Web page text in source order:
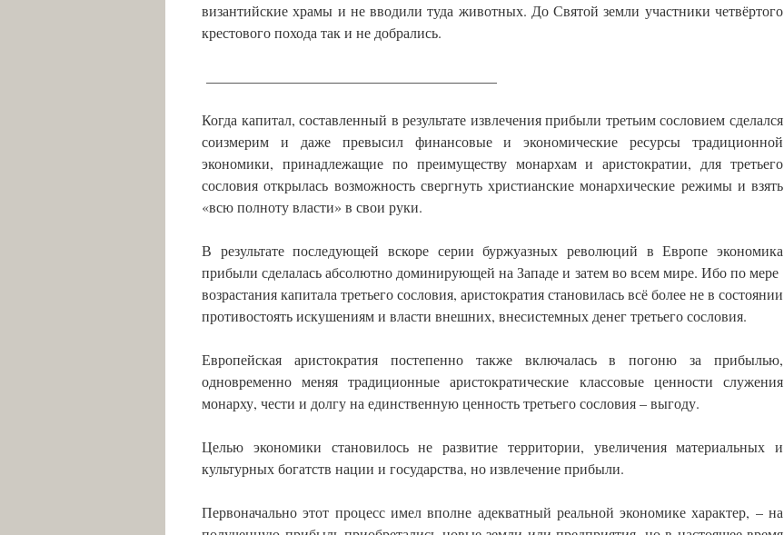
византийские храмы и не вводили туда животных. До Святой земли участники четвёртого
крестового похода так и не добрались.
Когда капитал, составленный в результате извлечения прибыли третьим сословием сделался
соизмерим и даже превысил финансовые и экономические ресурсы традиционной
экономики, принадлежащие по преимуществу монархам и аристократии, для третьего
сословия открылась возможность свергнуть христианские монархические режимы и взять
«всю полноту власти» в свои руки.
В результате последующей вскоре серии буржуазных революций в Европе экономика
прибыли сделалась абсолютно доминирующей на Западе и затем во всем мире. Ибо по мере
возрастания капитала третьего сословия, аристократия становилась всё более не в состоянии
противостоять искушениям и власти внешних, внесистемных денег третьего сословия.
Европейская аристократия постепенно также включалась в погоню за прибылью,
одновременно меняя традиционные аристократические классовые ценности служения
монарху, чести и долгу на единственную ценность третьего сословия – выгоду.
Целью экономики становилось не развитие территории, увеличения материальных и
культурных богатств нации и государства, но извлечение прибыли.
Первоначально этот процесс имел вполне адекватный реальной экономике характер, – на